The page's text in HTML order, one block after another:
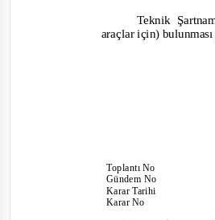
Teknik
araçlar için)
ToplantıNo
Gündem No
Karar Tarihi
Karar No